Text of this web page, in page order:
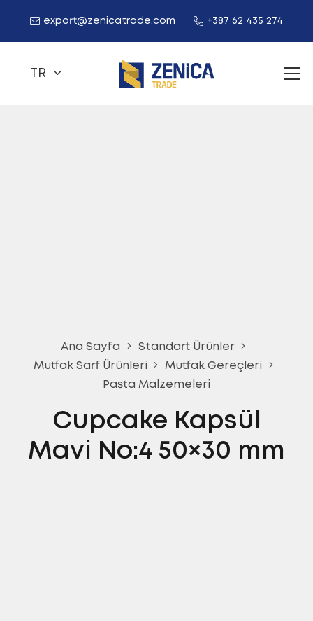
export@zenicatrade.com +387 62 435 274
TR
Ana Sayfa
Standart Ürünler
Mutfak Sarf Ürünleri
Mutfak Gereçleri
Pasta Malzemeleri
Cupcake Kapsül
Mavi No:4 50×30 mm